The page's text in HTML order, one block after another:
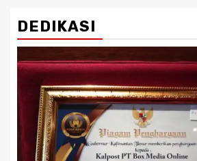
DEDIKASI